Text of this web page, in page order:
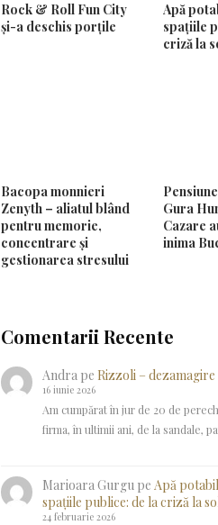
Rock & Roll Fun City
și-a deschis porțile
Apă
spațiile
criză la
Bacopa monnieri
Zenyth – aliatul blând
pentru memorie,
concentrare și
gestionarea stresului
Gura
Cazare
inima
Comentarii Recente
Andra pe Rizzoli – dezamagire
16 iunie 2026
Am cumpărat în jur de 20 de
firma, în ultimii ani, de la sandale,
Marioara Gurgupe Apă
spațiile publice: de la criză la
24 februarie 2026